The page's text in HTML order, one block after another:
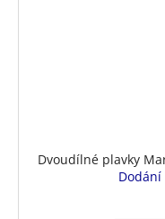
Dvoudílné plavky
Dodání